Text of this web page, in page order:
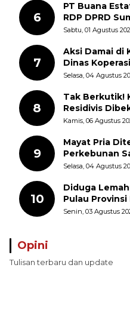
6
PT Buana
RDP DPRD
Batas
Sabtu, 01 Agustus
7
Aksi Damai di
Dinas
dan
Selasa, 04 Agustus
8
Tak Berkutik!
Residivis
Curanmor Di
Kamis, 06 Agustus
9
Mayat Pria
Perkebunan
Polisi Selidiki
Selasa, 04 Agustus
10
Diduga
Pulau
Pungli
Senin, 03 Agustus
Opini
Tulisan terbaru dan update